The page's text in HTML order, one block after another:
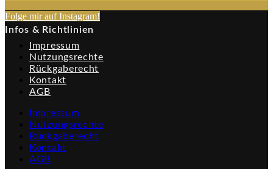
Folge mir auf Instagram!​
Infos & Richtlinien
Impressum
Nutzungsrechte
Rückgaberecht
Kontakt
AGB
Impressum
Nutzungsrechte
Rückgaberecht
Kontakt
AGB